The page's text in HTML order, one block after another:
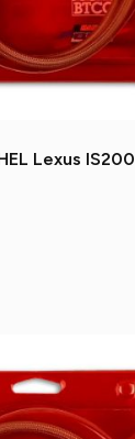
Lexus IS200